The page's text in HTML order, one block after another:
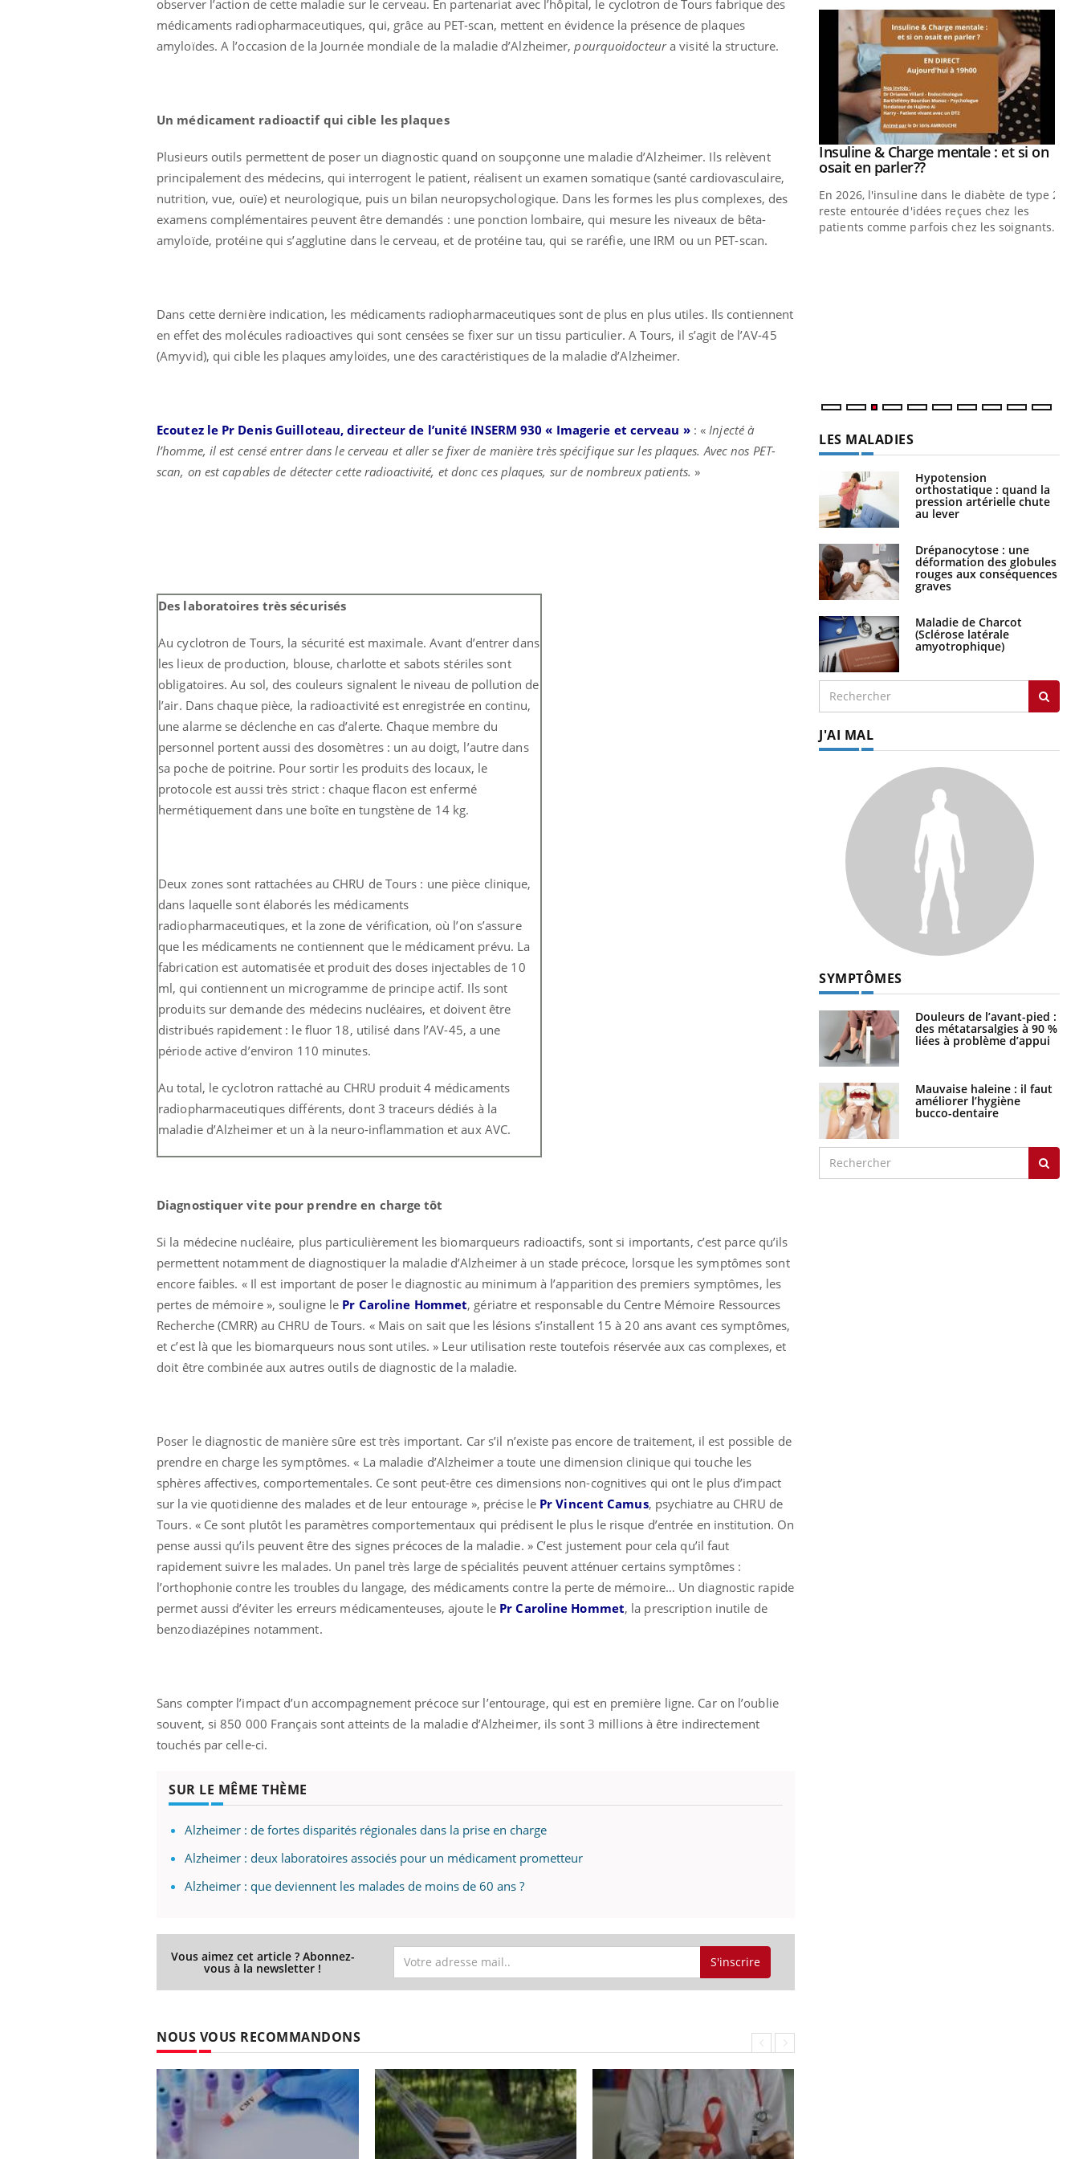
observer l’action de cette maladie sur le cerveau. En partenariat avec l’hôpital, le cyclotron de Tours fabrique des
médicaments radiopharmaceutiques, qui, grâce au PET-scan, mettent en évidence la présence de plaques
amyloïdes. A l’occasion de la Journée mondiale de la maladie d’Alzheimer,pourquoidocteura visité la structure.
Un médicament radioactif qui cible les plaques
Plusieurs outils permettent de poser un diagnostic quand on soupçonne une maladie d’Alzheimer. Ils relèvent
principalement des médecins, qui interrogent le patient, réalisent un examen somatique (santé cardiovasculaire,
nutrition, vue, ouïe) et neurologique, puis un bilan neuropsychologique. Dans les formes les plus complexes, des
examens complémentaires peuvent être demandés : une ponction lombaire, qui mesure les niveaux de bêta-
amyloïde, protéine qui s’agglutine dans le cerveau, et de protéine tau, qui se raréfie, une IRM ou un PET-scan.
Dans cette dernière indication, les médicaments radiopharmaceutiques sont de plus en plus utiles. Ils contiennent
en effet des molécules radioactives qui sont censées se fixer sur un tissu particulier. A Tours, il s’agit de l’AV-45
(Amyvid), qui cible les plaques amyloïdes, une des caractéristiques de la maladie d’Alzheimer.
Ecoutez le Pr Denis Guilloteau, directeur de l’unité INSERM 930 « Imagerie et cerveau » : « Injecté à
l’homme, il est censé entrer dans le cerveau et aller se fixer de manière très spécifique sur les plaques. Avec nos PET-
scan, on est capables de détecter cette radioactivité, et donc ces plaques, sur de nombreux patients. »
Des laboratoires très sécurisés
Au cyclotron de Tours, la sécurité est maximale. Avant d’entrer dans
les lieux de production, blouse, charlotte et sabots stériles sont
obligatoires. Au sol, des couleurs signalent le niveau de pollution de
l’air. Dans chaque pièce, la radioactivité est enregistrée en continu,
une alarme se déclenche en cas d’alerte. Chaque membre du
personnel portent aussi des dosomètres : un au doigt, l’autre dans
sa poche de poitrine. Pour sortir les produits des locaux, le
protocole est aussi très strict : chaque flacon est enfermé
hermétiquement dans une boîte en tungstène de 14 kg.
Deux zones sont rattachées au CHRU de Tours : une pièce clinique,
dans laquelle sont élaborés les médicaments
radiopharmaceutiques, et la zone de vérification, où l’on s’assure
que les médicaments ne contiennent que le médicament prévu. La
fabrication est automatisée et produit des doses injectables de 10
ml, qui contiennent un microgramme de principe actif. Ils sont
produits sur demande des médecins nucléaires, et doivent être
distribués rapidement : le fluor 18, utilisé dans l’AV-45, a une
période active d’environ 110 minutes.
Au total, le cyclotron rattaché au CHRU produit 4 médicaments
radiopharmaceutiques différents, dont 3 traceurs dédiés à la
maladie d’Alzheimer et un à la neuro-inflammation et aux AVC.
Diagnostiquer vite pour prendre en charge tôt
Si la médecine nucléaire, plus particulièrement les biomarqueurs radioactifs, sont si importants, c’est parce qu’ils
permettent notamment de diagnostiquer la maladie d’Alzheimer à un stade précoce, lorsque les symptômes sont
encore faibles. « Il est important de poser le diagnostic au minimum à l’apparition des premiers symptômes, les
pertes de mémoire », souligne le Pr Caroline Hommet, gériatre et responsable du Centre Mémoire Ressources
Recherche (CMRR) au CHRU de Tours. « Mais on sait que les lésions s’installent 15 à 20 ans avant ces symptômes,
et c’est là que les biomarqueurs nous sont utiles. » Leur utilisation reste toutefois réservée aux cas complexes, et
doit être combinée aux autres outils de diagnostic de la maladie.
Poser le diagnostic de manière sûre est très important. Car s’il n’existe pas encore de traitement, il est possible de
prendre en charge les symptômes. « La maladie d’Alzheimer a toute une dimension clinique qui touche les
sphères affectives, comportementales. Ce sont peut-être ces dimensions non-cognitives qui ont le plus d’impact
sur la vie quotidienne des malades et de leur entourage », précise le Pr Vincent Camus, psychiatre au CHRU de
Tours. « Ce sont plutôt les paramètres comportementaux qui prédisent le plus le risque d’entrée en institution. On
pense aussi qu’ils peuvent être des signes précoces de la maladie. » C’est justement pour cela qu’il faut
rapidement suivre les malades. Un panel très large de spécialités peuvent atténuer certains symptômes :
l’orthophonie contre les troubles du langage, des médicaments contre la perte de mémoire… Un diagnostic rapide
permet aussi d’éviter les erreurs médicamenteuses, ajoute le Pr Caroline Hommet, la prescription inutile de
benzodiazépines notamment.
Sans compter l’impact d’un accompagnement précoce sur l’entourage, qui est en première ligne. Car on l’oublie
souvent, si 850 000 Français sont atteints de la maladie d’Alzheimer, ils sont 3 millions à être indirectement
touchés par celle-ci.
SUR LE MÊME THÈME
Alzheimer : de fortes disparités régionales dans la prise en charge
Alzheimer : deux laboratoires associés pour un médicament prometteur
Alzheimer : que deviennent les malades de moins de 60 ans ?
Vous aimez cet article ? Abonnez-
vous à la newsletter ! S'inscrire
NOUS VOUS RECOMMANDONS
Youtube
Eczéma Chronique des Mains :
expliquer ma maladie Youtube
Il y a des sujets qui sont faciles à aborder...
d'autres non ! D'un côté, poser des
questions sur la maladie d'un proche c'est
montrer ...
Youtube
Carence en fer : comprendre pour
prévenir Youtube
Fatigue, irritabilité, brouillard mental ou
même alopécie… Les symptômes de la
carence en fer sont multiples ce qui la rend
...
Youtube
Insuline & Charge mentale : et si on
osait en parler??Youtube
En 2026, l'insuline dans le diabète de type 2
reste entourée d'idées reçues chez les
patients comme parfois chez les soignants.
LES MALADIES
Hypotension
orthostatique : quand la
pression artérielle chute
au lever
Drépanocytose : une
déformation des globules
rouges aux conséquences
graves
Maladie de Charcot
(Sclérose latérale
amyotrophique)
J'AI MAL
SYMPTÔMES
Douleurs de l’avant-pied :
des métatarsalgies à 90 %
liées à problème d’appui
Mauvaise haleine : il faut
améliorer l’hygiène
bucco-dentaire